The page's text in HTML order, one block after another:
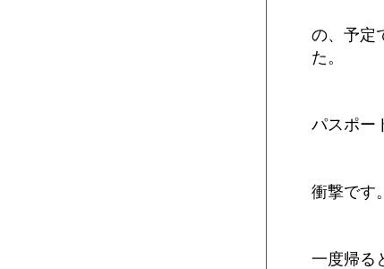
の、予定
た。
パスポー
衝撃です
一度帰る